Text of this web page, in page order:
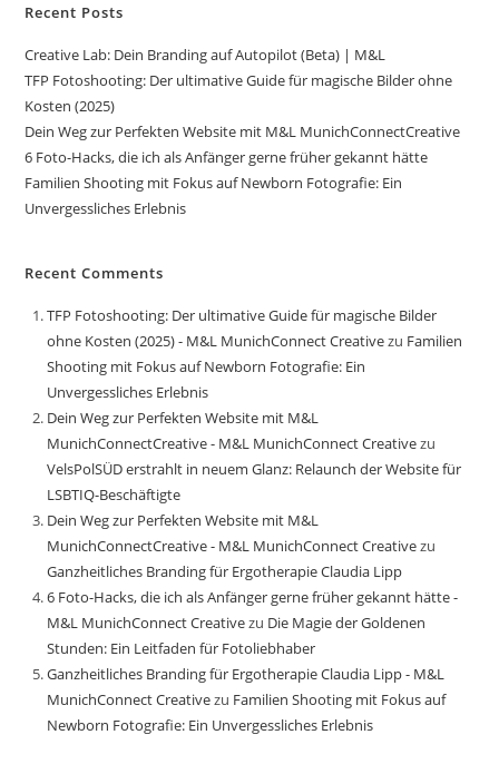
Recent Posts
Creative Lab: Dein Branding auf Autopilot (Beta) | M&L
TFP Fotoshooting: Der ultimative Guide für magische Bilder ohne
Kosten (2025)
Dein Weg zur Perfekten Website mit M&L MunichConnectCreative
6 Foto-Hacks, die ich als Anfänger gerne früher gekannt hätte
Familien Shooting mit Fokus auf Newborn Fotografie: Ein
Unvergessliches Erlebnis
Recent Comments
TFP Fotoshooting: Der ultimative Guide für magische Bilder
ohne Kosten (2025) - M&L MunichConnect Creativezu Familien
Shooting mit Fokus auf Newborn Fotografie: Ein
Unvergessliches Erlebnis
Dein Weg zur Perfekten Website mit M&L
MunichConnectCreative - M&L MunichConnect Creativezu
VelsPolSÜD erstrahlt in neuem Glanz: Relaunch der Website für
LSBTIQ-Beschäftigte
Dein Weg zur Perfekten Website mit M&L
MunichConnectCreative - M&L MunichConnect Creativezu
Ganzheitliches Branding für Ergotherapie Claudia Lipp
6 Foto-Hacks, die ich als Anfänger gerne früher gekannt hätte -
M&L MunichConnect Creativezu Die Magie der Goldenen
Stunden: Ein Leitfaden für Fotoliebhaber
Ganzheitliches Branding für Ergotherapie Claudia Lipp - M&L
MunichConnect Creativezu Familien Shooting mit Fokus auf
Newborn Fotografie: Ein Unvergessliches Erlebnis